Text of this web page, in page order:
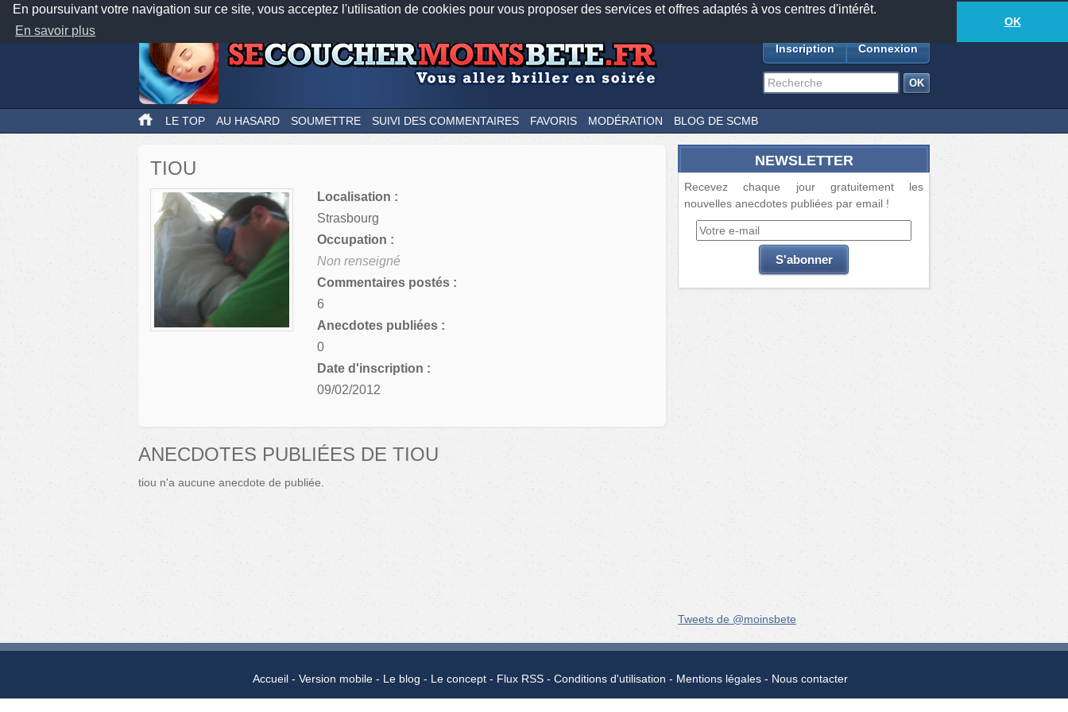
En poursuivant votre navigation sur ce site, vous acceptez l'utilisation de cookies pour vous proposer des services et offres adaptés à vos centres d'intérêt.
En savoir plus
OK
Nos applications mobiles Newsletter Facebook
TwitterFeeds18873anecdotes-665lecteurs connectés
Inscription Connexion
LE TOP AU HASARD SOUMETTRE SUIVI DES COMMENTAIRES FAVORIS MODÉRATION BLOG DE SCMB
TIOU
Localisation :
Strasbourg
Occupation :
Non renseigné
Commentaires postés :
6
Anecdotes publiées :
0
Date d'inscription :
09/02/2012
ANECDOTES PUBLIÉES DE TIOU
tiou n'a aucune anecdote de publiée.
NEWSLETTER
Recevez chaque jour gratuitement les
nouvelles anecdotes publiées par email !
Tweets de @moinsbete
Accueil Version mobile Le blog Le concept Flux RSS Conditions d'utilisation Mentions légales Nous contacter